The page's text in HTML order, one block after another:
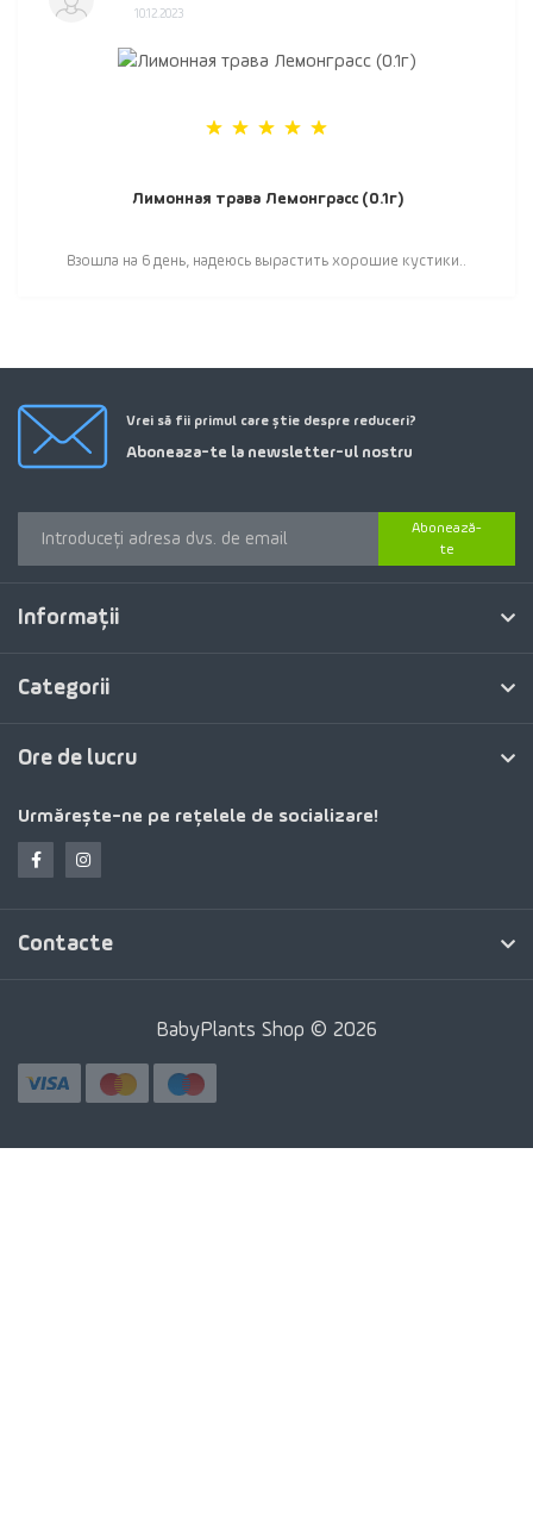
10.12.2023
Лимонная трава Лемонграсс (0.1г)
Взошла на 6 день, надеюсь вырастить хорошие кустики..
Vrei să fii primul care știe despre reduceri?
Aboneaza-te la newsletter-ul nostru
Abonează-
te
Informaţii
Categorii
Ore de lucru
Urmărește-ne pe rețelele de socializare!
Contacte
BabyPlants Shop © 2026